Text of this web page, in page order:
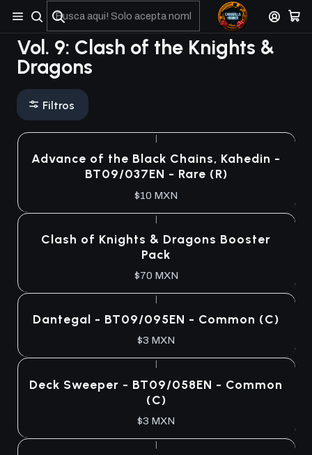
No olviden reportar sus depositos y transferencias por Whatsapp
Vol. 9: Clash of the Knights &
Dragons
Filtros
Advance of the Black Chains, Kahedin -
BT09/037EN - Rare (R)
$10 MXN
|
Clash of Knights & Dragons Booster
Pack
$70 MXN
Dantegal - BT09/095EN - Common (C)
$3 MXN
Deck Sweeper - BT09/058EN - Common
(C)
$3 MXN
|